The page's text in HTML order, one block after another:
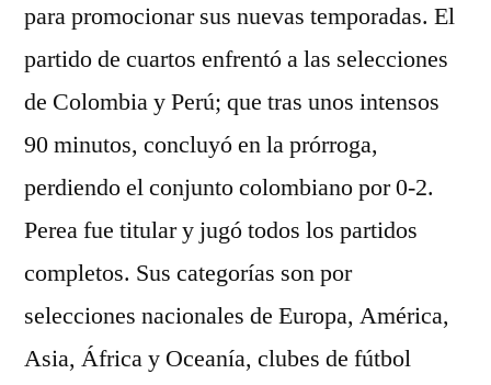
para promocionar sus nuevas temporadas. El
partido de cuartos enfrentó a las selecciones
de Colombia y Perú; que tras unos intensos
90 minutos, concluyó en la prórroga,
perdiendo el conjunto colombiano por 0-2.
Perea fue titular y jugó todos los partidos
completos. Sus categorías son por
selecciones nacionales de Europa, América,
Asia, África y Oceanía, clubes de fútbol